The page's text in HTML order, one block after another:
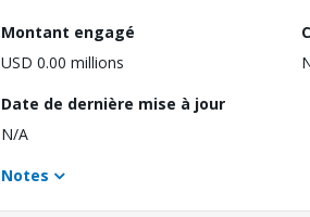
Montant engagé
USD 0.00 millions
Date de dernière mise à jour
N/A
Notes